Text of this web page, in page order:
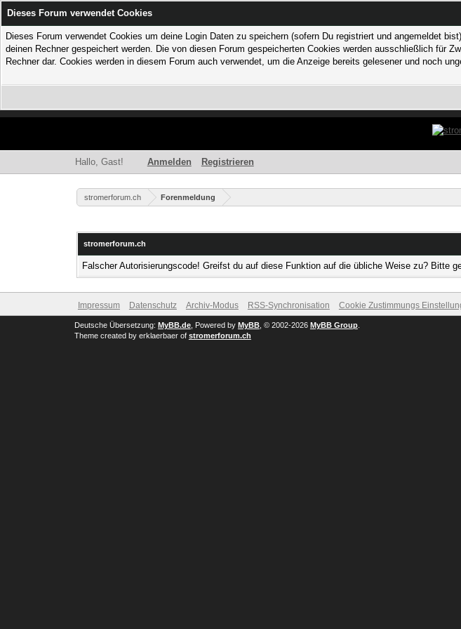
Dieses Forum verwendet Cookies
Dieses Forum verwendet Cookies um deine Login Daten zu speichern (sofern Du registriert und angemeldet
deinen Rechner gespeichert werden. Die von diesen Forum gespeicherten Cookies werden ausschließlich für
Rechner dar. Cookies werden in diesem Forum auch verwendet, um die Anzeige bereits gelesener und noch
Hallo, Gast! Anmelden Registrieren
stromerforum.ch Forenmeldung
stromerforum.ch
Falscher Autorisierungscode! Greifst du auf diese Funktion auf die übliche Weise zu? Bitte
Impressum Datenschutz Archiv-Modus RSS-Synchronisation Cookie Zustimmungs
Deutsche Übersetzung: MyBB.de, Powered by MyBB, © 2002-2026 MyBB Group.
Theme created by erklaerbaer of stromerforum.ch